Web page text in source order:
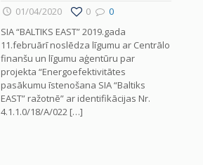
01/04/2020
0
0
SIA “BALTIKS EAST” 2019.gada
11.februārī noslēdza līgumu ar Centrālo
finanšu un līgumu aģentūru par
projekta “Energoefektivitātes
pasākumu īstenošana SIA “Baltiks
EAST” ražotnē” ar identifikācijas Nr.
4.1.1.0/18/A/022 […]